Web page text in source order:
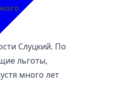
Слуцкий. По
льготы,
много лет